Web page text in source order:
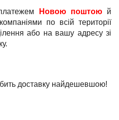
Новою поштою й
по всій території
або на вашу адресу зі
доставку найдешевшою!